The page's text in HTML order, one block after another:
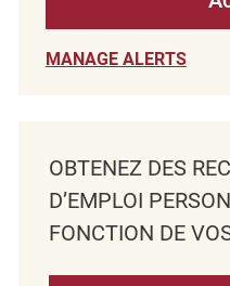
MANAGE ALERTS
OBTENEZ DES
D’EMPLOI
FONCTION DE